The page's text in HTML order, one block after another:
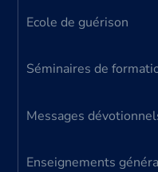
Ecole de guérison
Séminaires de
Messages
Enseignements